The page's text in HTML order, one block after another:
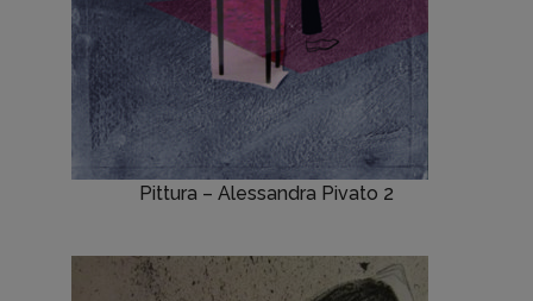
Pittura – Alessandra Pivato 2